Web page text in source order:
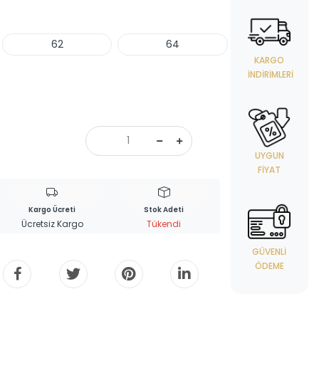
62 64
Kargo Ücreti
Ücretsiz Kargo
Stok Adeti
Tükendi
KARGO
İNDIRIMLERI
UYGUN
FIYAT
GÜVENLI
ÖDEME